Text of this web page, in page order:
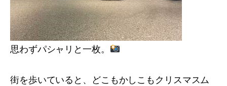
思わずパシャリと一枚。
街を歩いていると、どこもかしこもクリスマスム